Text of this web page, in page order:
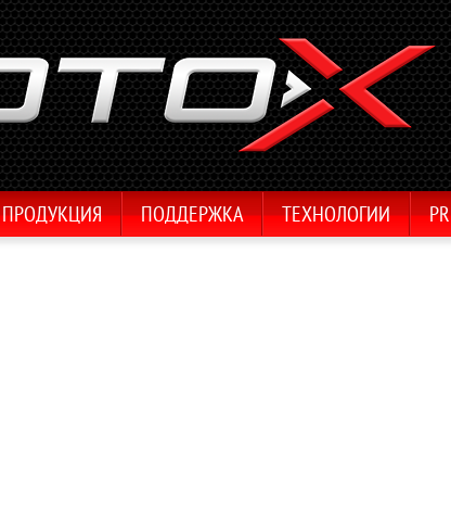
ПРОДУКЦИЯ ПОДДЕРЖКА ТЕХНОЛОГИИ PR